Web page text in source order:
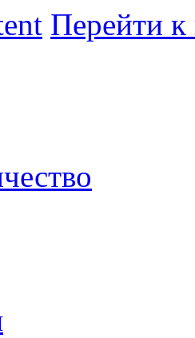
Перейти к